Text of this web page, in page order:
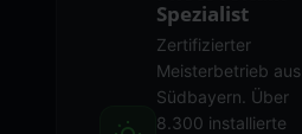
Spezialist
Zertifizierter
Meisterbetrieb aus
Südbayern. Über
8.300 installierte